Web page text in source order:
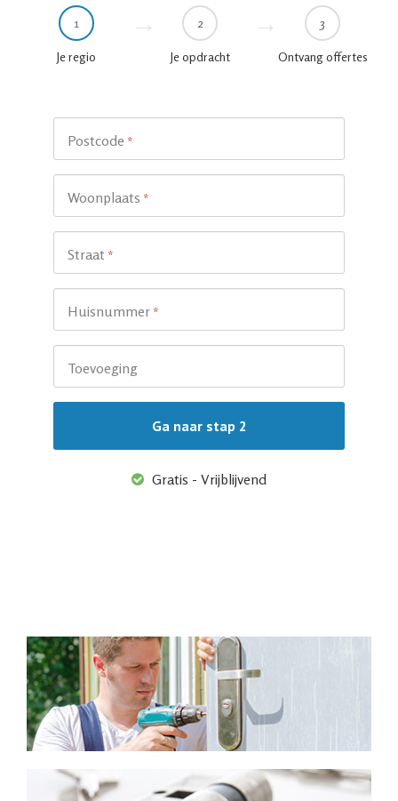
1
Je regio
2
Je opdracht
3
Ontvang offertes
Postcode *
Woonplaats *
Straat *
Huisnummer *
Toevoeging
Gratis - Vrijblijvend